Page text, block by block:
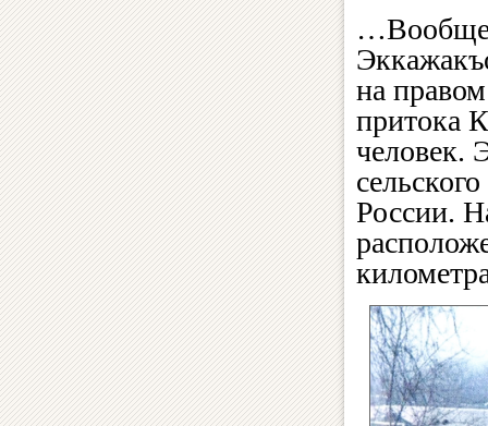
на
притока
человек.
России.